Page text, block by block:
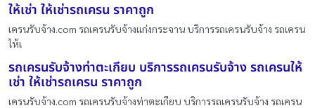
ให้เช่า ให้เช่ารถเครน ราคาถูก
เครนรับจ้าง.com รถเครนรับจ้างแก่งกระจาน บริการรถเครนรับจ้าง รถเครน
ให้เ
รถเครนรับจ้างท่าตะเกียบ บริการรถเครนรับจ้าง รถเครนให้
เช่า ให้เช่ารถเครน ราคาถูก
เครนรับจ้าง.com รถเครนรับจ้างท่าตะเกียบ บริการรถเครนรับจ้าง รถเครน